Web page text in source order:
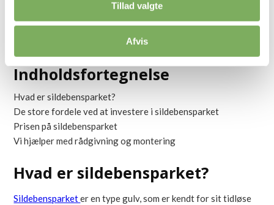
Tillad valgte
Afvis
4. december 2024/Blog
Indholdsfortegnelse
Hvad er sildebensparket?
De store fordele ved at investere i sildebensparket
Prisen på sildebensparket
Vi hjælper med rådgivning og montering
Hvad er sildebensparket?
Sildebensparketer en type gulv, som er kendt for sit tidløse